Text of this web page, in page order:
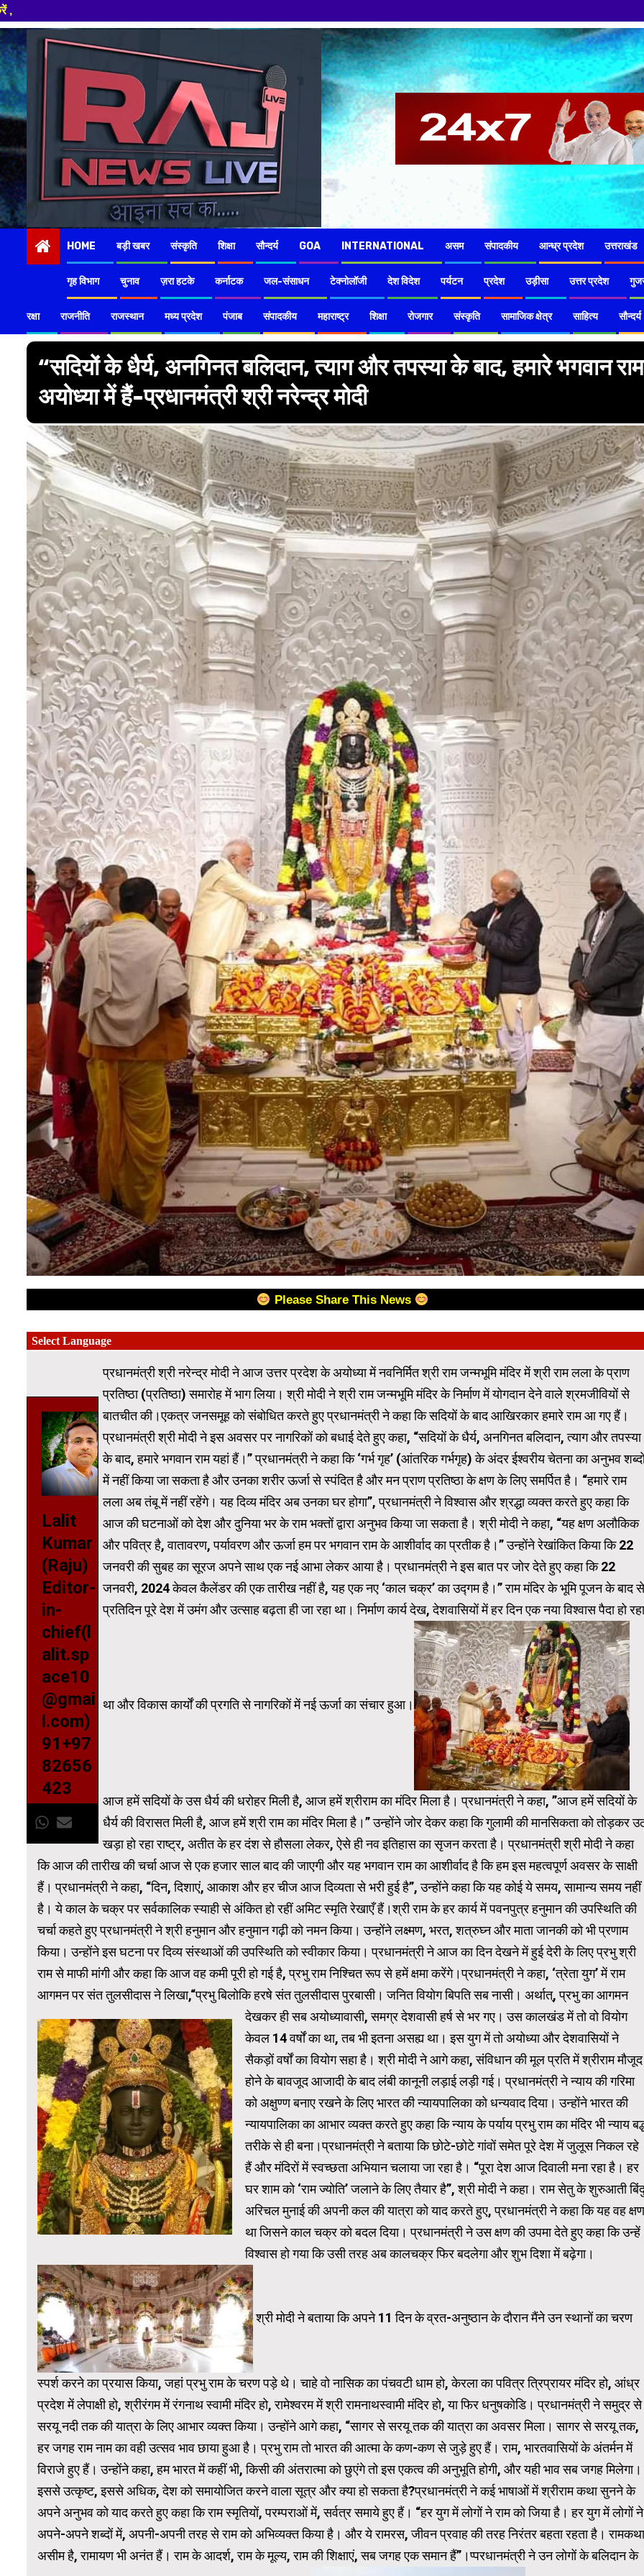
Skip
to
content
HOME बड़ी खबर संस्कृति शिक्षा सौन्दर्य GOA INTERNATIONAL असम संपादकीय आन्ध्र प्रदेश उत्तराखंड
गृह विभाग चुनाव ज़रा हटके कर्नाटक जल-संसाधन टेक्नोलॉजी देश विदेश पर्यटन प्रदेश उड़ीसा उत्तर प्रदेश
रक्षा राजनीति राजस्थान मध्य प्रदेश पंजाब संपादकीय महाराष्ट्र शिक्षा रोजगार संस्कृति सामाजिक क्षेत्र साहित्य सौन्दर्य
“सदियों के धैर्य, अनगिनत बलिदान, त्याग और तपस्या के बाद, हमारे भगवान राम
अयोध्या में हैं-प्रधानमंत्री श्री नरेन्द्र मोदी
Please Share This News
Lalit
Kumar
(Raju)
Editor-
in-
chief(l
alit.sp
ace10
@gmai
l.com)
91+97
82656
423
प्रधानमंत्री श्री नरेन्द्र मोदी ने आज उत्तर प्रदेश के अयोध्या में नवनिर्मित श्री राम जन्मभूमि मंदिर में श्री राम लला के प्राण
प्रतिष्ठा (प्रतिष्ठा) समारोह में भाग लिया। श्री मोदी ने श्री राम जन्मभूमि मंदिर के निर्माण में योगदान देने वाले श्रमजीवियों से
बातचीत की।एकत्र जनसमूह को संबोधित करते हुए प्रधानमंत्री ने कहा कि सदियों के बाद आखिरकार हमारे राम आ गए हैं।
प्रधानमंत्री श्री मोदी ने इस अवसर पर नागरिकों को बधाई देते हुए कहा, “सदियों के धैर्य, अनगिनत बलिदान, त्याग और तपस्या
के बाद, हमारे भगवान राम यहां हैं।” प्रधानमंत्री ने कहा कि ‘गर्भ गृह’ (आंतरिक गर्भगृह) के अंदर ईश्वरीय चेतना का अनुभव
में नहीं किया जा सकता है और उनका शरीर ऊर्जा से स्पंदित है और मन प्राण प्रतिष्ठा के क्षण के लिए समर्पित है। “हमारे राम
लला अब तंबू में नहीं रहेंगे। यह दिव्य मंदिर अब उनका घर होगा”, प्रधानमंत्री ने विश्वास और श्रद्धा व्यक्त करते हुए कहा कि
आज की घटनाओं को देश और दुनिया भर के राम भक्तों द्वारा अनुभव किया जा सकता है। श्री मोदी ने कहा, “यह क्षण अलौकिक
और पवित्र है, वातावरण, पर्यावरण और ऊर्जा हम पर भगवान राम के आशीर्वाद का प्रतीक है।” उन्होंने रेखांकित किया कि 22
जनवरी की सुबह का सूरज अपने साथ एक नई आभा लेकर आया है। प्रधानमंत्री ने इस बात पर जोर देते हुए कहा कि 22
जनवरी, 2024 केवल कैलेंडर की एक तारीख नहीं है, यह एक नए ‘काल चक्र’ का उद्गम है।” राम मंदिर के भूमि पूजन के बाद से
प्रतिदिन पूरे देश में उमंग और उत्साह बढ़ता ही जा रहा था। निर्माण कार्य देख, देशवासियों में हर दिन एक नया विश्वास पैदा हो रहा
था और विकास कार्यों की प्रगति से नागरिकों में नई ऊर्जा का संचार हुआ।
आज हमें सदियों के उस धैर्य की धरोहर मिली है, आज हमें श्रीराम का मंदिर मिला है। प्रधानमंत्री ने कहा, ”आज हमें सदियों के
धैर्य की विरासत मिली है, आज हमें श्री राम का मंदिर मिला है।” उन्होंने जोर देकर कहा कि गुलामी की मानसिकता को तोड़कर
खड़ा हो रहा राष्ट्र, अतीत के हर दंश से हौसला लेकर, ऐसे ही नव इतिहास का सृजन करता है। प्रधानमंत्री श्री मोदी ने कहा
कि आज की तारीख की चर्चा आज से एक हजार साल बाद की जाएगी और यह भगवान राम का आशीर्वाद है कि हम इस महत्वपूर्ण अवसर के साक्षी
हैं। प्रधानमंत्री ने कहा, “दिन, दिशाएं, आकाश और हर चीज आज दिव्यता से भरी हुई है”, उन्होंने कहा कि यह कोई ये समय, सामान्य समय नहीं
है। ये काल के चक्र पर सर्वकालिक स्याही से अंकित हो रहीं अमिट स्मृति रेखाएँ हैं।श्री राम के हर कार्य में पवनपुत्र हनुमान की उपस्थिति की
चर्चा कहते हुए प्रधानमंत्री ने श्री हनुमान और हनुमान गढ़ी को नमन किया। उन्होंने लक्ष्मण, भरत, शत्रुघ्न और माता जानकी को भी प्रणाम
किया। उन्होंने इस घटना पर दिव्य संस्थाओं की उपस्थिति को स्वीकार किया। प्रधानमंत्री ने आज का दिन देखने में हुई देरी के लिए प्रभु श्री
राम से माफी मांगी और कहा कि आज वह कमी पूरी हो गई है, प्रभु राम निश्चित रूप से हमें क्षमा करेंगे।प्रधानमंत्री ने कहा, ‘त्रेता युग’ में राम
आगमन पर संत तुलसीदास ने लिखा,“प्रभु बिलोकि हरषे संत तुलसीदास पुरबासी। जनित वियोग बिपति सब नासी। अर्थात्, प्रभु का आगमन
देखकर ही सब अयोध्यावासी, समग्र देशवासी हर्ष से भर गए। उस कालखंड में तो वो वियोग
केवल 14 वर्षों का था, तब भी इतना असह्य था। इस युग में तो अयोध्या और देशवासियों ने
सैकड़ों वर्षों का वियोग सहा है। श्री मोदी ने आगे कहा, संविधान की मूल प्रति में श्रीराम मौजूद
होने के बावजूद आजादी के बाद लंबी कानूनी लड़ाई लड़ी गई। प्रधानमंत्री ने न्याय की गरिमा
को अक्षुण्ण बनाए रखने के लिए भारत की न्यायपालिका को धन्यवाद दिया। उन्‍होंने भारत की
न्यायपालिका का आभार व्यक्त करते हुए कहा कि न्याय के पर्याय प्रभु राम का मंदिर भी न्याय
तरीके से ही बना।प्रधानमंत्री ने बताया कि छोटे-छोटे गांवों समेत पूरे देश में जुलूस निकल रहे
हैं और मंदिरों में स्वच्छता अभियान चलाया जा रहा है। “पूरा देश आज दिवाली मना रहा है। हर
घर शाम को ‘राम ज्योति’ जलाने के लिए तैयार है”, श्री मोदी ने कहा। राम सेतु के शुरुआती
अरिचल मुनाई की अपनी कल की यात्रा को याद करते हुए, प्रधानमंत्री ने कहा कि यह वह क्षण
था जिसने काल चक्र को बदल दिया। प्रधानमंत्री ने उस क्षण की उपमा देते हुए कहा कि उन्हें
विश्वास हो गया कि उसी तरह अब कालचक्र फिर बदलेगा और शुभ दिशा में बढ़ेगा।
श्री मोदी ने बताया कि अपने 11 दिन के व्रत-अनुष्ठान के दौरान मैंने उन स्थानों का चरण
स्पर्श करने का प्रयास किया, जहां प्रभु राम के चरण पड़े थे। चाहे वो नासिक का पंचवटी धाम हो, केरला का पवित्र त्रिप्रायर मंदिर हो, आंध्र
प्रदेश में लेपाक्षी हो, श्रीरंगम में रंगनाथ स्वामी मंदिर हो, रामेश्वरम में श्री रामनाथस्वामी मंदिर हो, या फिर धनुषकोडि। प्रधानमंत्री ने समुद्र से
सरयू नदी तक की यात्रा के लिए आभार व्यक्त किया। उन्होंने आगे कहा, “सागर से सरयू तक की यात्रा का अवसर मिला। सागर से सरयू तक,
हर जगह राम नाम का वही उत्सव भाव छाया हुआ है। प्रभु राम तो भारत की आत्मा के कण-कण से जुड़े हुए हैं। राम, भारतवासियों के अंतर्मन में
विराजे हुए हैं। उन्‍होंने कहा, हम भारत में कहीं भी, किसी की अंतरात्मा को छुएंगे तो इस एकत्व की अनुभूति होगी, और यही भाव सब जगह मिलेगा।
इससे उत्कृष्ट, इससे अधिक, देश को समायोजित करने वाला सूत्र और क्या हो सकता है?प्रधानमंत्री ने कई भाषाओं में श्रीराम कथा सुनने के
अपने अनुभव को याद करते हुए कहा कि राम स्मृतियों, परम्पराओं में, सर्वत्र समाये हुए हैं। “हर युग में लोगों ने राम को जिया है। हर युग में लोगों ने
अपने-अपने शब्दों में, अपनी-अपनी तरह से राम को अभिव्यक्त किया है। और ये रामरस, जीवन प्रवाह की तरह निरंतर बहता रहता है। रामकथा
असीम है, रामायण भी अनंत हैं। राम के आदर्श, राम के मूल्य, राम की शिक्षाएं, सब जगह एक समान हैं”।प्परधानमंत्री ने उन लोगों के बलिदान के